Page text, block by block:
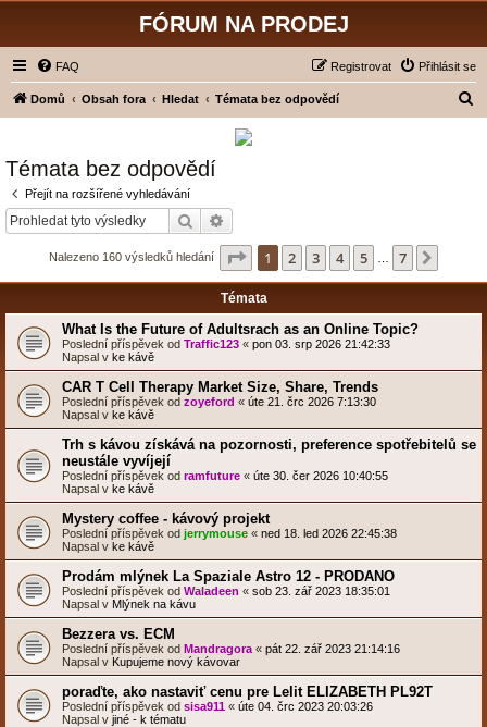
FÓRUM NA PRODEJ
FAQ Přihlásit se
Registrovat
Domů Obsah fora Hledat Témata bez odpovědí
Témata bez odpovědí
Přejít na rozšířené vyhledávání
Hledat
Nalezeno 160 výsledků hledání Stránka z
1 2 3 4 5 7
Témata
What Is the Future of Adultsrach as an Online Topic?
Poslední příspěvek od Traffic123 « pon 03. srp 2026 21:42:33
Napsal v ke kávě
CAR T Cell Therapy Market Size, Share, Trends
Poslední příspěvek od zoyeford « úte 21. črc 2026 7:13:30
Napsal v ke kávě
Trh s kávou získává na pozornosti, preference spotřebitelů se
neustále vyvíjejí
Poslední příspěvek od ramfuture « úte 30. čer 2026 10:40:55
Napsal v ke kávě
Mystery coffee - kávový projekt
Poslední příspěvek od jerrymouse « ned 18. led 2026 22:45:38
Napsal v ke kávě
Prodám mlýnek La Spaziale Astro 12 - PRODANO
Poslední příspěvek od Waladeen « sob 23. zář 2023 18:35:01
Napsal v Mlýnek na kávu
Bezzera vs. ECM
Poslední příspěvek od Mandragora « pát 22. zář 2023 21:14:16
Napsal v Kupujeme nový kávovar
poraďte, ako nastaviť cenu pre Lelit ELIZABETH PL92T
Poslední příspěvek od sisa911 « úte 04. črc 2023 20:03:26
Napsal v jiné - k tématu